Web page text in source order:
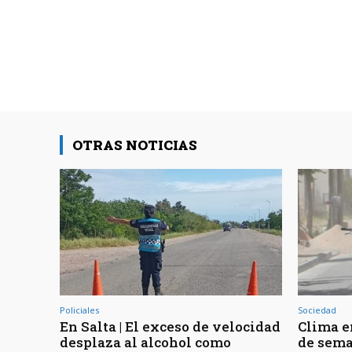
OTRAS NOTICIAS
Policiales
En Salta | El exceso de velocidad
desplaza al alcohol como
Sociedad
Clima
de